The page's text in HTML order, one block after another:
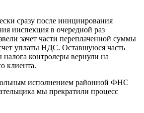
сразу после инициирования
инспекция в очередной раз
зачет части переплаченной суммы
уплаты НДС. Оставшуюся часть
контролеры вернули на
клиента.
исполнением районной ФНС
мы прекратили процесс